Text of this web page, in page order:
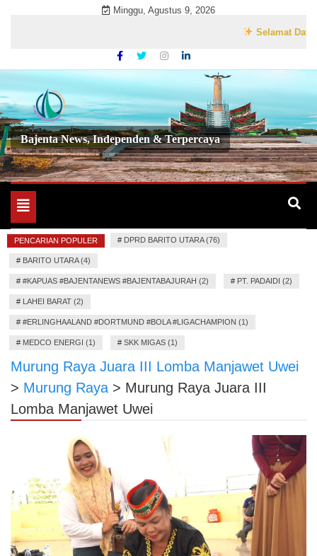
Minggu, Agustus 9, 2026
Selamat Datang
Bajenta News, Independen & Terpercaya
Toggle
navigation
PENCARIAN POPULER # DPRD BARITO UTARA (76)
# BARITO UTARA (4)
# #KAPUAS #BAJENTANEWS #BAJENTABAJURAH (2) # PT. PADAIDI (2)
# LAHEI BARAT (2)
# #ERLINGHAALAND #DORTMUND #BOLA #LIGACHAMPION (1)
# MEDCO ENERGI (1) # SKK MIGAS (1)
Murung Raya Juara III Lomba Manjawet Uwei
> Murung Raya > Murung Raya Juara III
Lomba Manjawet Uwei